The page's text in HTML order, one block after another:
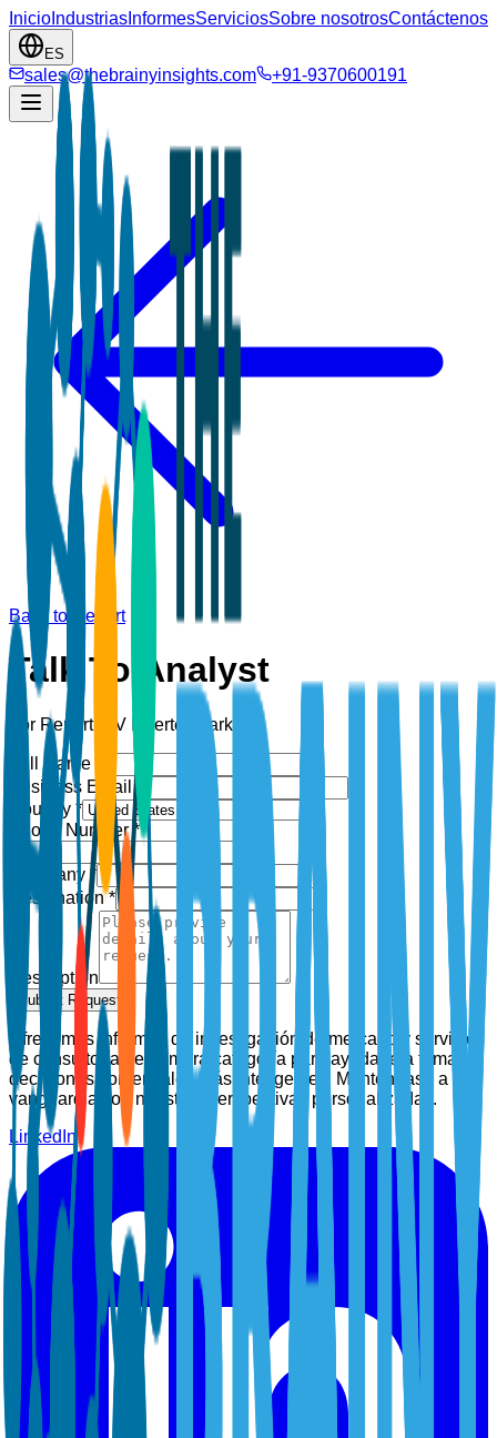
Inicio Industrias InformesServiciosSobre nosotrosContáctenos
ES
sales@thebrainyinsights.com +91-9370600191
Back to Report
Talk To Analyst
For Report: PV Inverter Market
Full Name *
Business Email *
Country *
Phone Number *
Company *
Designation *
Description
Submit Request
Ofrecemos informes de investigación de mercado y servicios
de consultoría de primera categoría para ayudarle a tomar
decisiones comerciales más inteligentes. Manténgase a la
vanguardia con nuestras perspectivas personalizadas.
LinkedIn